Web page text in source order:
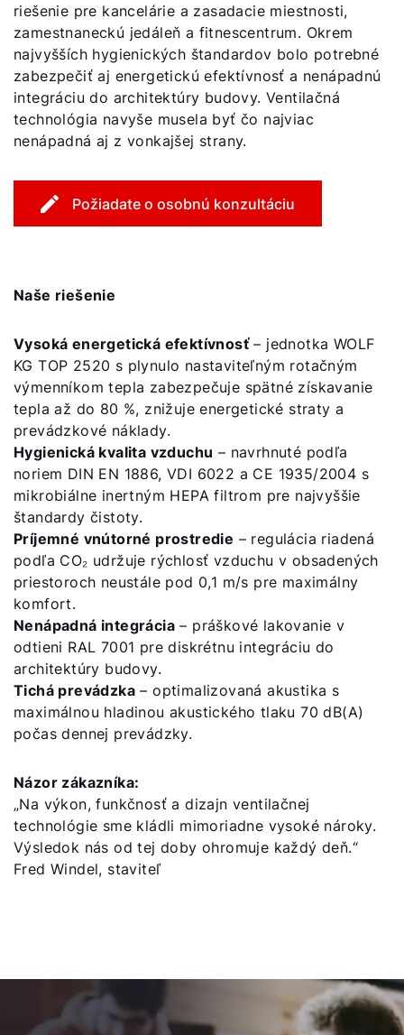
riešenie pre kancelárie a zasadacie miestnosti,
zamestnaneckú jedáleň a fitnescentrum. Okrem
najvyšších hygienických štandardov bolo potrebné
zabezpečiť aj energetickú efektívnosť a nenápadnú
integráciu do architektúry budovy. Ventilačná
technológia navyše musela byť čo najviac
nenápadná aj z vonkajšej strany.
Požiadate o osobnú konzultáciu
Naše riešenie
Vysoká energetická efektívnosť– jednotka WOLF
KG TOP 2520 s plynulo nastaviteľným rotačným
výmenníkom tepla zabezpečuje spätné získavanie
tepla až do 80 %, znižuje energetické straty a
prevádzkové náklady.
Hygienická kvalita vzduchu – navrhnuté podľa
noriem DIN EN 1886, VDI 6022 a CE 1935/2004 s
mikrobiálne inertným HEPA filtrom pre najvyššie
štandardy čistoty.
Príjemné vnútorné prostredie – regulácia riadená
podľa CO₂ udržuje rýchlosť vzduchu v obsadených
priestoroch neustále pod 0,1 m/s pre maximálny
komfort.
Nenápadná integrácia – práškové lakovanie v
odtieni RAL 7001 pre diskrétnu integráciu do
architektúry budovy.
Tichá prevádzka – optimalizovaná akustika s
maximálnou hladinou akustického tlaku 70 dB(A)
počas dennej prevádzky.
Názor zákazníka:
„Na výkon, funkčnosť a dizajn ventilačnej
technológie sme kládli mimoriadne vysoké nároky.
Výsledok nás od tej doby ohromuje každý deň.“
Fred Windel, staviteľ